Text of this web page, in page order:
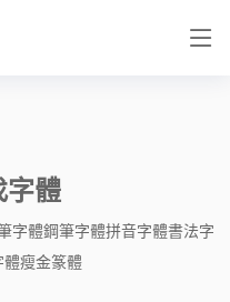
字體
字體鋼筆字體拼音字體書法字
體瘦金篆體